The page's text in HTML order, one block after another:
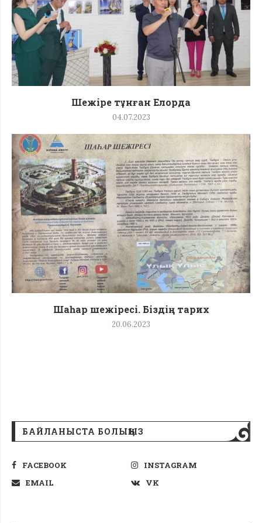
Шежіре тұнған Елорда
04.07.2023
Шаһар шежіресі. Біздің тарих
20.06.2023
БАЙЛАНЫСТА БОЛЫҢЫЗ
FACEBOOK
INSTAGRAM
EMAIL
VK